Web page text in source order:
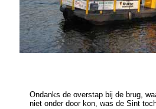
Ondanks de overstap bij de brug,
niet onder door kon, was de Sint